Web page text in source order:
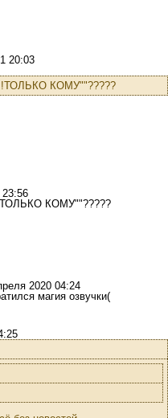
20:03
КОМУ""?????
КОМУ""?????
2020 04:24
магия озвучки(